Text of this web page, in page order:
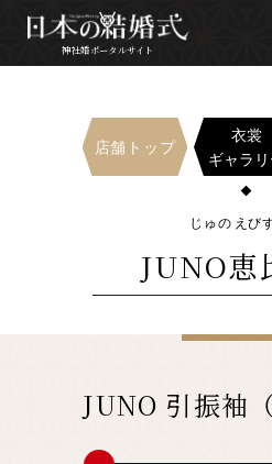
神社婚ポータ
和婚コラム
神社婚ポータルサイト
店舗トップ
衣裳
ギャラ
じゅの えび
JUNO恵
JUNO 引振袖